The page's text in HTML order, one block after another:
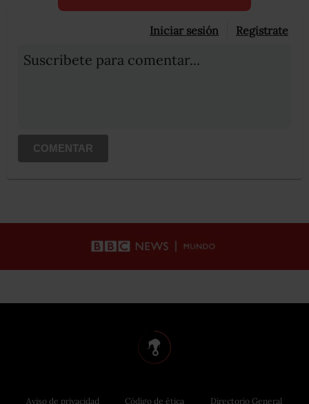
Iniciar sesión Registrate
Suscribete para comentar...
COMENTAR
Aviso de privacidad Código de ética Directorio General